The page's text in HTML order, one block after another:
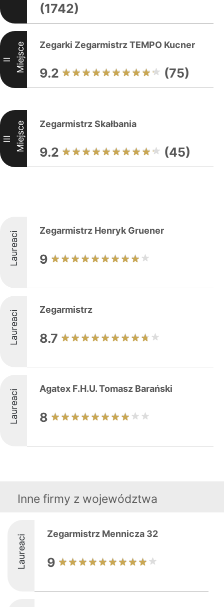
(1742)
II Miejsce Zegarki Zegarmistrz TEMPO Kucner
9.2 (75)
III Miejsce Zegarmistrz Skałbania
9.2 (45)
Laureaci Zegarmistrz Henryk Gruener
9
Laureaci Zegarmistrz
8.7
Laureaci Agatex F.H.U. Tomasz Barański
8
Inne firmy z województwa
Laureaci Zegarmistrz Mennicza 32
9